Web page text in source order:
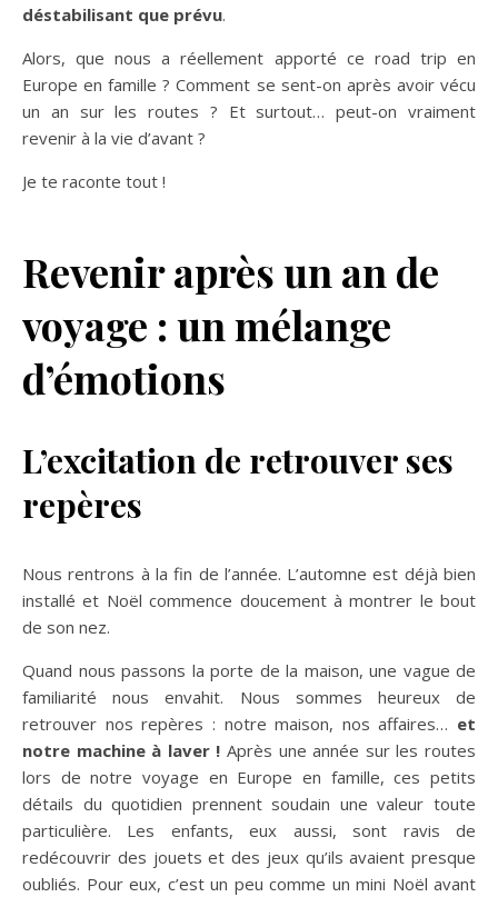
déstabilisant que prévu.
Alors, que nous a réellement apporté ce road trip en
Europe en famille ? Comment se sent-on après avoir vécu
un an sur les routes ? Et surtout… peut-on vraiment
revenir à la vie d’avant ?
Je te raconte tout !
Revenir après un an de
voyage : un mélange
d’émotions
L’excitation de retrouver ses
repères
Nous rentrons à la fin de l’année. L’automne est déjà bien
installé et Noël commence doucement à montrer le bout
de son nez.
Quand nous passons la porte de la maison, une vague de
familiarité nous envahit. Nous sommes heureux de
retrouver nos repères : notre maison, nos affaires… et
notre machine à laver ! Après une année sur les routes
lors de notre voyage en Europe en famille, ces petits
détails du quotidien prennent soudain une valeur toute
particulière. Les enfants, eux aussi, sont ravis de
redécouvrir des jouets et des jeux qu’ils avaient presque
oubliés. Pour eux, c’est un peu comme un mini Noël avant